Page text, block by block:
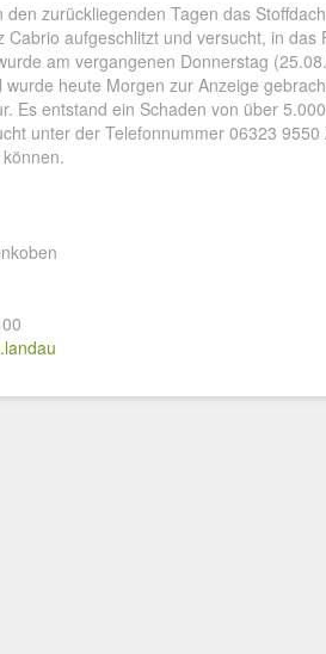
den zurückliegenden Tagen das Stoffdach
Cabrio aufgeschlitzt und versucht, in das
am vergangenen Donnerstag
wurde heute Morgen zur Anzeige
Es entstand ein Schaden von über
unter der Telefonnummer 06323